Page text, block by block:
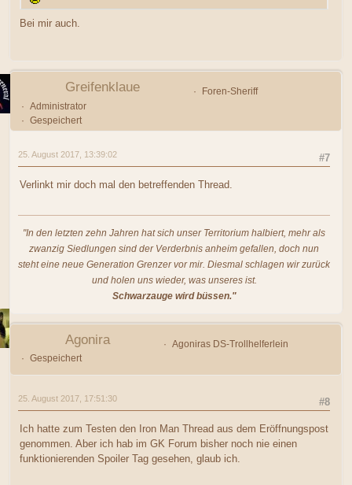
Bei mir auch.
Greifenklaue
Foren-Sheriff
Administrator
Gespeichert
#7
25. August 2017, 13:39:02
Verlinkt mir doch mal den betreffenden Thread.
"In den letzten zehn Jahren hat sich unser Territorium halbiert, mehr als
zwanzig Siedlungen sind der Verderbnis anheim gefallen, doch nun
steht eine neue Generation Grenzer vor mir. Diesmal schlagen wir zurück
und holen uns wieder, was unseres ist.
Schwarzauge wird büssen."
Agonira
Agoniras DS-Trollhelferlein
Gespeichert
#8
25. August 2017, 17:51:30
Ich hatte zum Testen den Iron Man Thread aus dem Eröffnungspost
genommen. Aber ich hab im GK Forum bisher noch nie einen
funktionierenden Spoiler Tag gesehen, glaub ich.